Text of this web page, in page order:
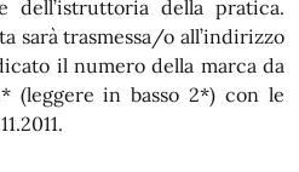
dell’istruttoria della pratica.
sarà trasmessa/o all’indirizzo
il numero della marca da
(leggere in basso 2*) con le